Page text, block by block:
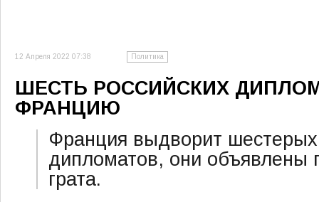
12 Апреля 2022 07:38 Политика
ШЕСТЬ РОССИЙСКИХ
ФРАНЦИЮ
Франция выдворит шестерых
дипломатов, они объявлены
грата.